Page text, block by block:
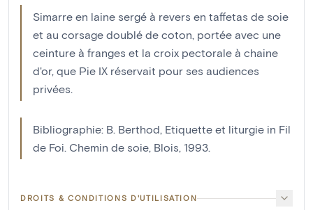
Simarre en laine sergé à revers en taffetas de soie
et au corsage doublé de coton, portée avec une
ceinture à franges et la croix pectorale à chaine
d'or, que Pie IX réservait pour ses audiences
privées.
Bibliographie: B. Berthod, Etiquette et liturgie in Fil
de Foi. Chemin de soie, Blois, 1993.
DROITS & CONDITIONS D'UTILISATION